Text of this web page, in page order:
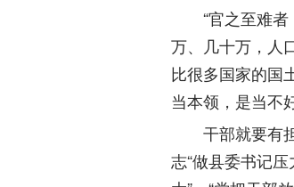
“官之至难者
万、几十万，人
比很多国家的国
当本领，是当不
干部就要有担
志“做县委书记